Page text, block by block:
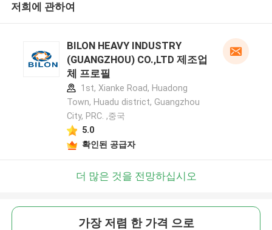
저희에 관하여
BILON HEAVY INDUSTRY
(GUANGZHOU) CO.,LTD 제조업
체 프로필
1st, Xianke Road, Huadong
Town, Huadu district, Guangzhou
City, PRC. ,중국
5.0
확인된 공급자
더 많은 것을 전망하십시오
가장 저렴 한 가격 으로